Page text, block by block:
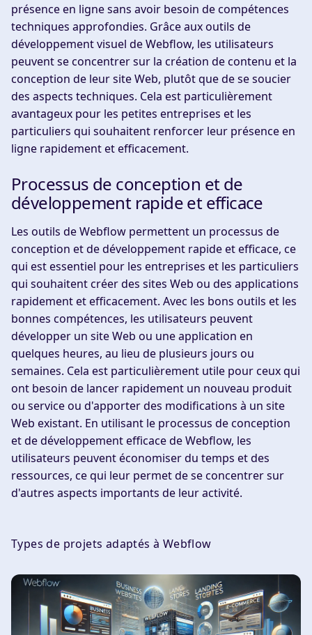
présence en ligne sans avoir besoin de compétences
techniques approfondies. Grâce aux outils de
développement visuel de Webflow, les utilisateurs
peuvent se concentrer sur la création de contenu et la
conception de leur site Web, plutôt que de se soucier
des aspects techniques. Cela est particulièrement
avantageux pour les petites entreprises et les
particuliers qui souhaitent renforcer leur présence en
ligne rapidement et efficacement.
Processus de conception et de
développement rapide et efficace
Les outils de Webflow permettent un processus de
conception et de développement rapide et efficace, ce
qui est essentiel pour les entreprises et les particuliers
qui souhaitent créer des sites Web ou des applications
rapidement et efficacement. Avec les bons outils et les
bonnes compétences, les utilisateurs peuvent
développer un site Web ou une application en
quelques heures, au lieu de plusieurs jours ou
semaines. Cela est particulièrement utile pour ceux qui
ont besoin de lancer rapidement un nouveau produit
ou service ou d'apporter des modifications à un site
Web existant. En utilisant le processus de conception
et de développement efficace de Webflow, les
utilisateurs peuvent économiser du temps et des
ressources, ce qui leur permet de se concentrer sur
d'autres aspects importants de leur activité.
Types de projets adaptés à Webflow